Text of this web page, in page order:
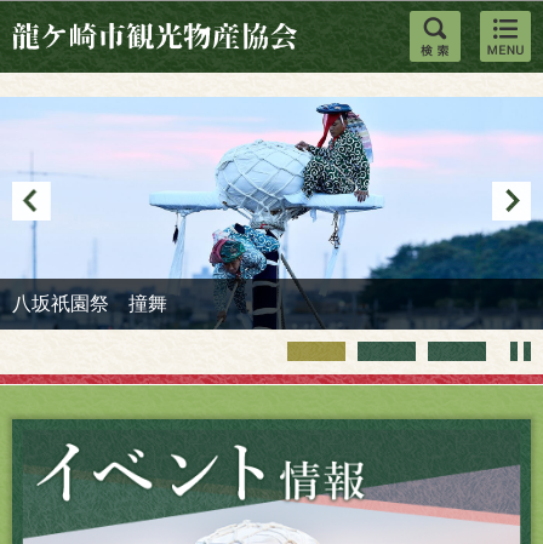
このページの本文へ移動
八坂祇園祭 撞舞
八坂祇園祭 撞舞